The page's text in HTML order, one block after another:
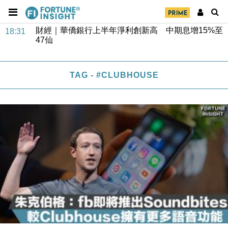
18:31
財經｜華僑銀行上半年淨利創新高 中期息增15%至
47仙
損失近6900萬元
財經｜日經失守6.5萬點後回穩 全周仍升近2%
15:47
財經｜恒隆10月換帥 玩具「反」斗城亞洲CEO蔡德
粦接任
15:11
財經｜韓股反覆波動收跌 連挫7周創逾3年最長跌勢
13:44
財經｜內地7月美元計價出口增近24%勝預期 貿易順
差達1125億美元
12:44
財經｜日本春季三度入市撐日圓 4月單日斥6.28萬億
日圓干預創新高
TAG - #CLUBHOUSE